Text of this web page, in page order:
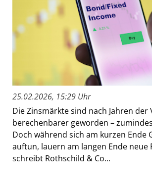
25.02.2026, 15:29 Uhr
Die Zinsmärkte sind nach Jahren
berechenbarer geworden –
Doch während sich am kurzen Ende
auftun, lauern am langen Ende neue
schreibt Rothschild & Co...